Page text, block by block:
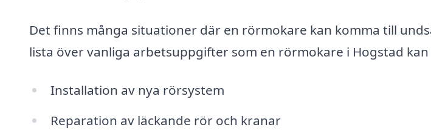
Det finns många situationer där en rörmokare kan komma till
lista över vanliga arbetsuppgifter som en rörmokare i Hogstad
Installation av nya rörsystem
Reparation av läckande rör och kranar